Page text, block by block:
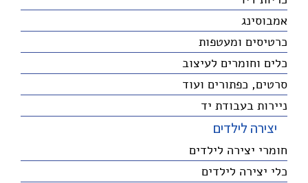
אמבוסינג
כרטיסים ומעטפות
כלים וחומרים לעיצוב
סרטים, כפתורים ועוד
ניירות בעבודת יד
יצירה לילדים
חומרי יצירה לילדים
כלי יצירה לילדים